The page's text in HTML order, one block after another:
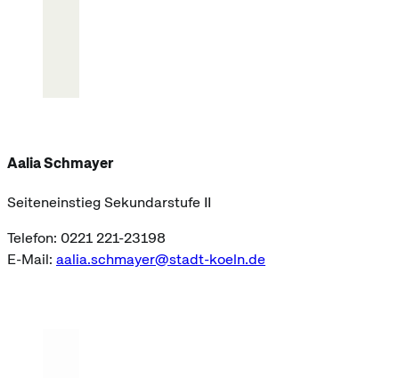
Aalia Schmayer
Seiteneinstieg Sekundarstufe II
Telefon: 0221 221-23198
E-Mail: aalia.schmayer@stadt-koeln.de